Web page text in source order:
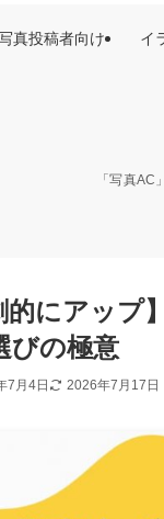
「写真
真投稿者向け イ
的にアッ
びの極意
7月4日 2026年7月17日